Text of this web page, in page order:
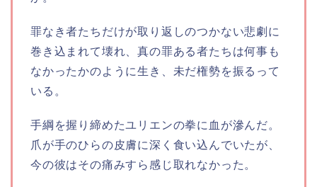
罪なき者たちだけが取り返しのつかない悲劇に
巻き込まれて壊れ、真の罪ある者たちは何事も
なかったかのように生き、未だ権勢を振るって
いる。
手綱を握り締めたユリエンの拳に血が滲んだ。
爪が手のひらの皮膚に深く食い込んでいたが、
今の彼はその痛みすら感じ取れなかった。